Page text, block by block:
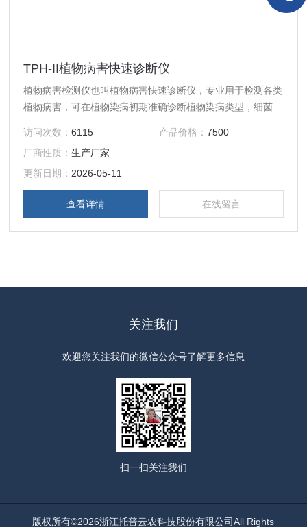
TPH-II植物病害快速诊断仪
植物病害检测仪也叫植物病害快速诊断仪，专业用于检测各类
植物病害，可在植物染病初期准确诊断植物染病类型，细菌、
访问次数：6115 产品价格： 7500
厂商性质：生产厂家
更新日期： 2026-05-11
查看详情 在线留言
关注我们
欢迎您关注我们的微信公众号了解更多信息
扫一扫关注我们
版权所有©2026浙江托普云农科技股份有限公司All Rights